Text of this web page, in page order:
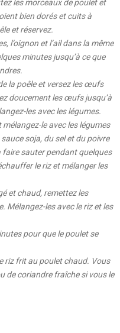
les morceaux de poulet et
bien dorés et cuits à
et réservez.
l’oignon et l’ail dans la même
minutes jusqu’à ce que
la poêle et versez les œufs
doucement les œufs jusqu’à
les avec les légumes.
le avec les légumes
soja, du sel et du poivre
sauter pendant quelques
le riz et mélanger les
et chaud, remettez les
Mélangez-les avec le riz et les
pour que le poulet se
riz frit au poulet chaud. Vous
de coriandre fraîche si vous le